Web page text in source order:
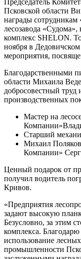
Псковской области
награды
лесозавода
комплекс SHELON.
ноября в
мероприятия,
Благодарственными
области Михаила
добросовестный
производственных
Мастер на
Старший
Михаил
Компании»
Ценный подарок от
получил водитель
Кривов.
«Предприятия
задают высокую
Безусловно, за этим
комплекса. Благодарю
использование
промышленности